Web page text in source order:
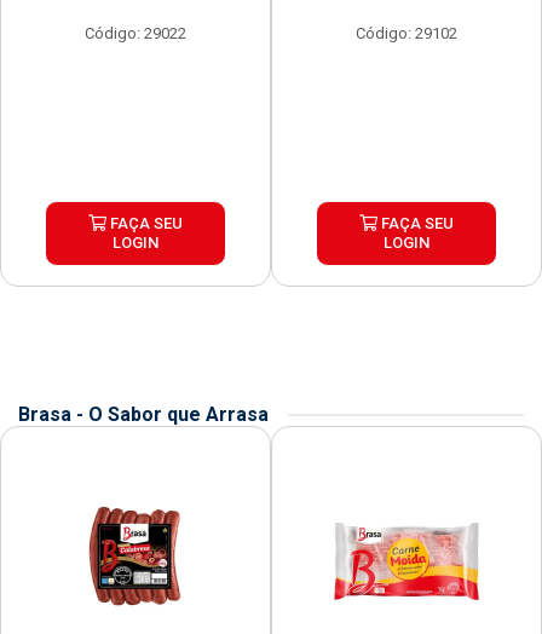
Código: 29022
FAÇA SEU
LOGIN
Código: 29102
FAÇA SEU
LOGIN
Brasa - O Sabor que Arrasa